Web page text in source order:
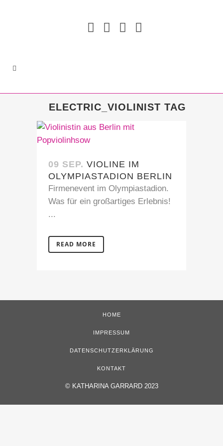
ELECTRIC_VIOLINIST TAG
09 SEP. VIOLINE IM
OLYMPIASTADION BERLIN
Firmenevent im Olympiastadion.
Was für ein großartiges Erlebnis!
...
READ MORE
HOME
IMPRESSUM
DATENSCHUTZERKLÄRUNG
KONTAKT
© KATHARINA GARRARD 2023